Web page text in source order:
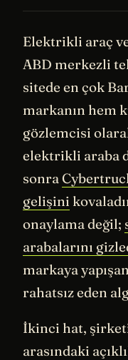
Elektrikli araç
ABD merkezli
sitede en çok
markanın hem
gözlemcisi
elektrikli araba
sonra
gelişini
onaylama değil;
arabalarını
markaya
rahatsız eden
İkinci hat,
arasındaki